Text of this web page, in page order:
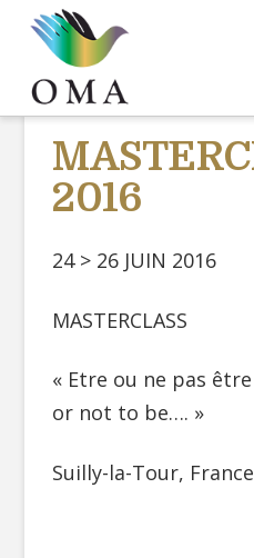
2016
24 > 26 JUIN 2016
MASTERCLASS
« Etre ou ne pas
or not to be…. »
Suilly-la-Tour,